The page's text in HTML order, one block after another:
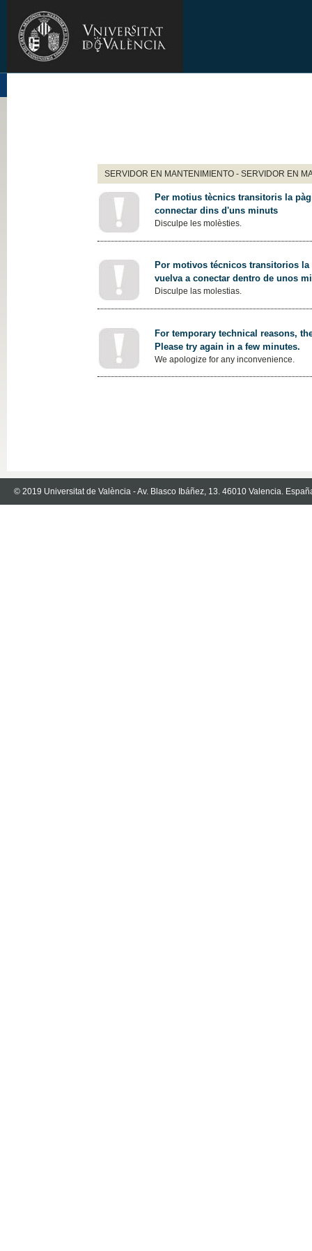
SERVIDOR EN MANTENIMIENTO - SERVIDOR EN
Per motius tècnics transitoris la
connectar dins d'uns minuts
Disculpe les molèsties.
Por motivos técnicos transitorios
vuelva a conectar dentro de unos
Disculpe las molestias.
For temporary technical reasons,
Please try again in a few minutes.
We apologize for any inconvenience.
© 2019 Universitat de València - Av. Blasco Ibáñez, 13. 46010 Valencia.